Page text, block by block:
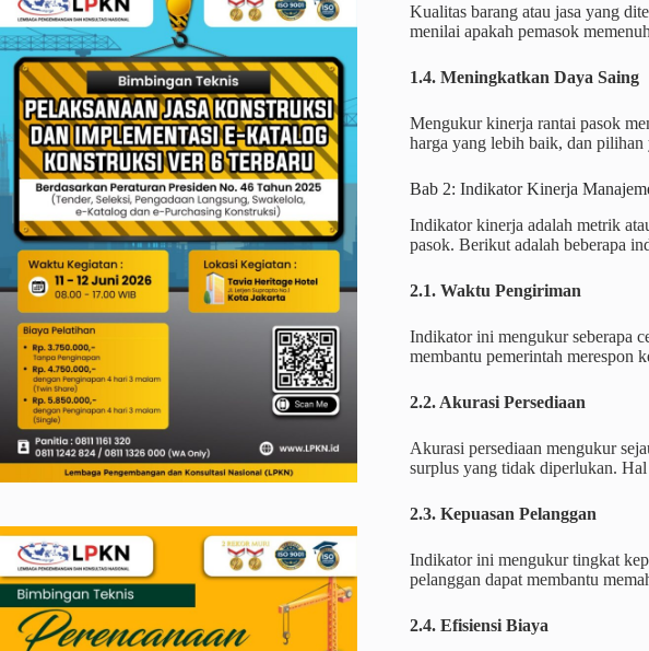
Kualitas barang atau jasa yang
menilai apakah pemasok
1.4. Meningkatkan Daya Saing
Mengukur kinerja rantai pasok
harga yang lebih baik, dan
Bab 2: Indikator Kinerja
Indikator kinerja adalah metrik
pasok. Berikut adalah beberapa
2.1. Waktu Pengiriman
Indikator ini mengukur seberapa
membantu pemerintah merespon
2.2. Akurasi Persediaan
Akurasi persediaan mengukur
surplus yang tidak diperlukan.
2.3. Kepuasan Pelanggan
Indikator ini mengukur tingkat
pelanggan dapat membantu
2.4. Efisiensi Biaya